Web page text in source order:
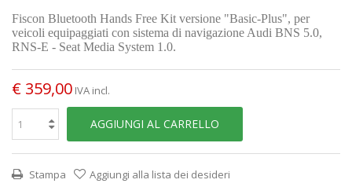
Fiscon Bluetooth Hands Free Kit versione "Basic-Plus", per
veicoli equipaggiati con sistema di navigazione Audi BNS 5.0,
RNS-E - Seat Media System 1.0.
€ 359,00 IVA incl.
AGGIUNGI AL CARRELLO
Stampa Aggiungi alla lista dei desideri